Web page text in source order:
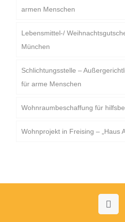
armen Menschen
Lebensmittel-/
München
Schlichtungsstelle –
für arme Menschen
Wohnraumbeschaffung für
Wohnprojekt in Freising – „Haus